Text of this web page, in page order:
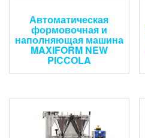
Автоматическая
формовочная и
наполняющая машина
MAXIFORM NEW
PICCOLA